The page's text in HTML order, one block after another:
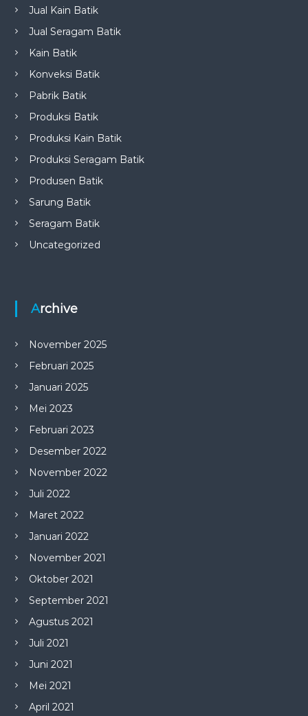
Jual Kain Batik
Jual Seragam Batik
Kain Batik
Konveksi Batik
Pabrik Batik
Produksi Batik
Produksi Kain Batik
Produksi Seragam Batik
Produsen Batik
Sarung Batik
Seragam Batik
Uncategorized
Archive
November 2025
Februari 2025
Januari 2025
Mei 2023
Februari 2023
Desember 2022
November 2022
Juli 2022
Maret 2022
Januari 2022
November 2021
Oktober 2021
September 2021
Agustus 2021
Juli 2021
Juni 2021
Mei 2021
April 2021